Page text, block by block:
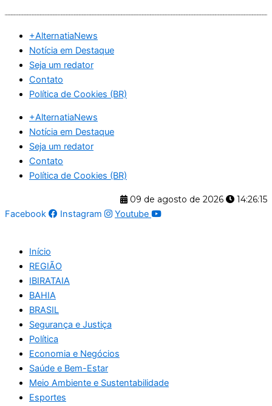
conteúdo
+AlternatiaNews
Notícia em Destaque
Seja um redator
Contato
Política de Cookies (BR)
+AlternatiaNews
Notícia em Destaque
Seja um redator
Contato
Política de Cookies (BR)
09 de agosto de 2026
14:26:16
Facebook
Instagram Youtube
Início
REGIÃO
IBIRATAIA
BAHIA
BRASIL
Segurança e Justiça
Política
Economia e Negócios
Saúde e Bem-Estar
Meio Ambiente e Sustentabilidade
Esportes